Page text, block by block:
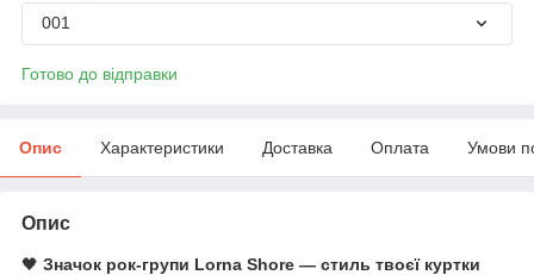
001
Готово до відправки
Опис Характеристики Доставка Оплата Умови
Опис
🖤 Значок рок-групи Lorna Shore — стиль твоєї куртки